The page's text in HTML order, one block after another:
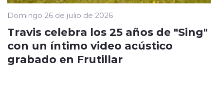
Domingo 26 de julio de 2026
Travis celebra los 25 años de "Sing"
con un íntimo video acústico
grabado en Frutillar